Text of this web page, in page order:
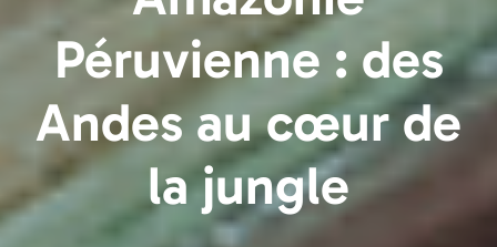
Péruvienne : des
Andes au cœur de
la jungle